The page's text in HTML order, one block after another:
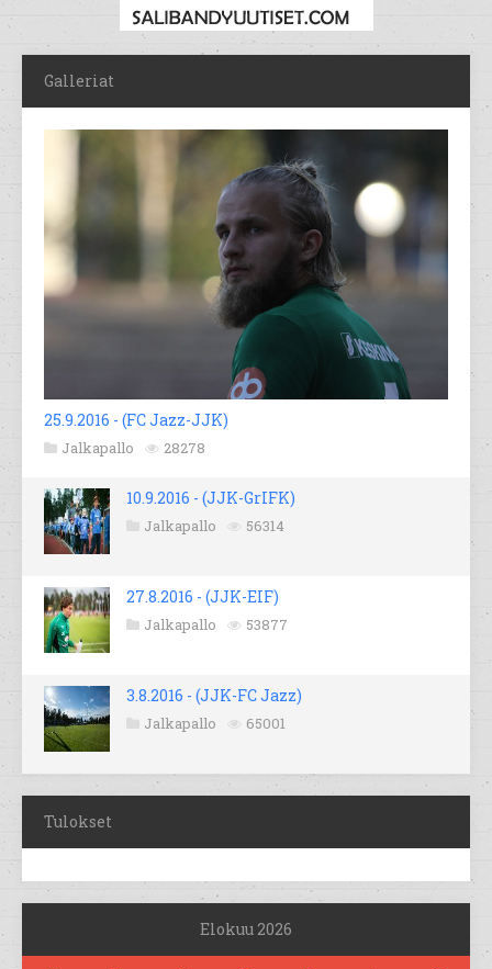
Galleriat
25.9.2016 - (FC Jazz-JJK)
Jalkapallo 28278
10.9.2016 - (JJK-GrIFK)
Jalkapallo 56314
27.8.2016 - (JJK-EIF)
Jalkapallo 53877
3.8.2016 - (JJK-FC Jazz)
Jalkapallo 65001
Tulokset
Elokuu 2026